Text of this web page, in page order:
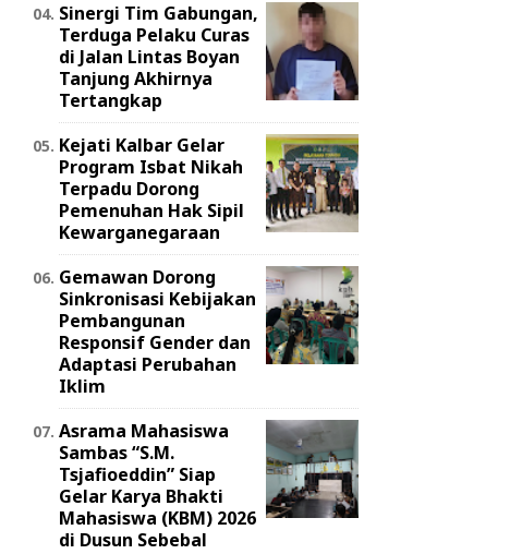
Sinergi Tim Gabungan,
Terduga Pelaku Curas
di Jalan Lintas Boyan
Tanjung Akhirnya
Tertangkap
Kejati Kalbar Gelar
Program Isbat Nikah
Terpadu Dorong
Pemenuhan Hak Sipil
Kewarganegaraan
Gemawan Dorong
Sinkronisasi Kebijakan
Pembangunan
Responsif Gender dan
Adaptasi Perubahan
Iklim
Asrama Mahasiswa
Sambas “S.M.
Tsjafioeddin” Siap
Gelar Karya Bhakti
Mahasiswa (KBM) 2026
di Dusun Sebebal